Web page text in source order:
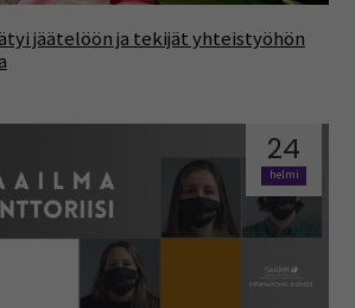
jäätelöön ja tekijät yhteistyöhön
24
helmi